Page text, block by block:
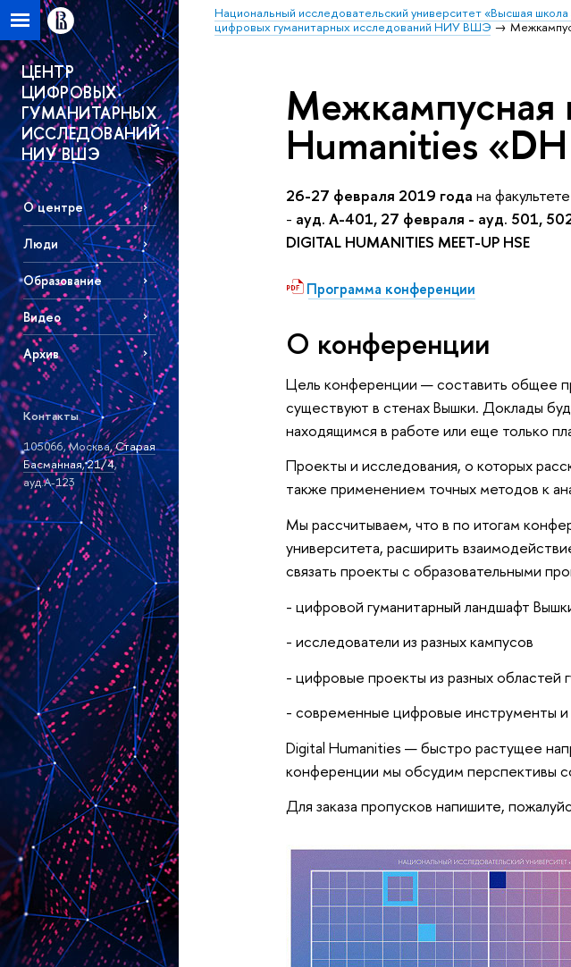
Национальный исследовательский университет «Высшая
цифровых гуманитарных исследований НИУ ВШЭ
ЦЕНТР
ЦИФРОВЫХ
ГУМАНИТАРНЫХ
ИССЛЕДОВАНИЙ
НИУ ВШЭ
О центре
Люди
Образование
Видео
Архив
Контакты
105066, Москва,Старая
Басманная, 21/4,
ауд.А-123
Межкампусная
Humanities
26-27 февраля 2019 года на
- ауд. А-401, 27 февраля - ауд. 501,
DIGITAL HUMANITIES MEET-UP HSE
Программа конференции
О конференции
Цель конференции — составить общее
существуют в стенах Вышки. Доклады
находящимся в работе или еще только
Проекты и исследования, о которых
также применением точных методов к
Мы рассчитываем, что в по итогам
университета, расширить
связать проекты с образовательными
- цифровой гуманитарный ландшафт
- исследователи из разных кампусов
- цифровые проекты из разных областей
- современные цифровые инструменты
Digital Humanities — быстро растущее
конференции мы обсудим перспективы
Для заказа пропусков напишите,